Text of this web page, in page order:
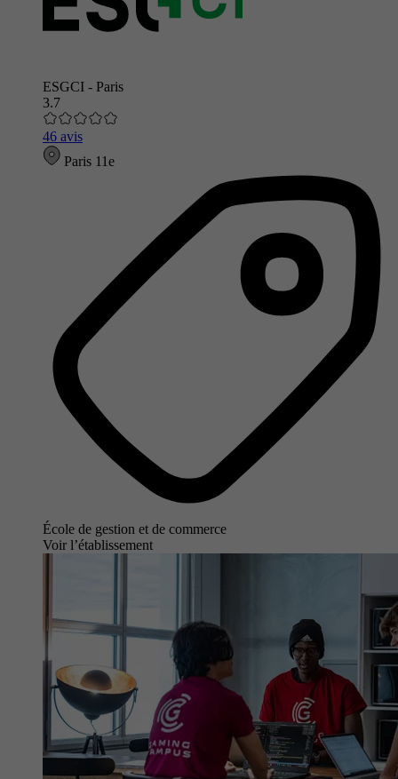
ESGCI - Paris
3.7
46 avis
Paris 11e
École de gestion et de commerce
Voir l’établissement